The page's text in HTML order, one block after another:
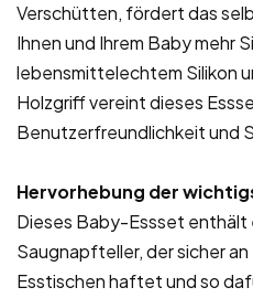
Verschütten, fördert das
Ihnen und Ihrem Baby mehr
lebensmittelechtem Silikon
Holzgriff vereint dieses
Benutzerfreundlichkeit und
Hervorhebung der
Dieses Baby-Essset enthält
Saugnapfteller, der sicher
Esstischen haftet und so